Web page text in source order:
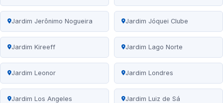
Jardim Jerônimo Nogueira Jardim Jóquei Clube
Jardim Kireeff Jardim Lago Norte
Jardim Leonor Jardim Londres
Jardim Los Angeles Jardim Luiz de Sá